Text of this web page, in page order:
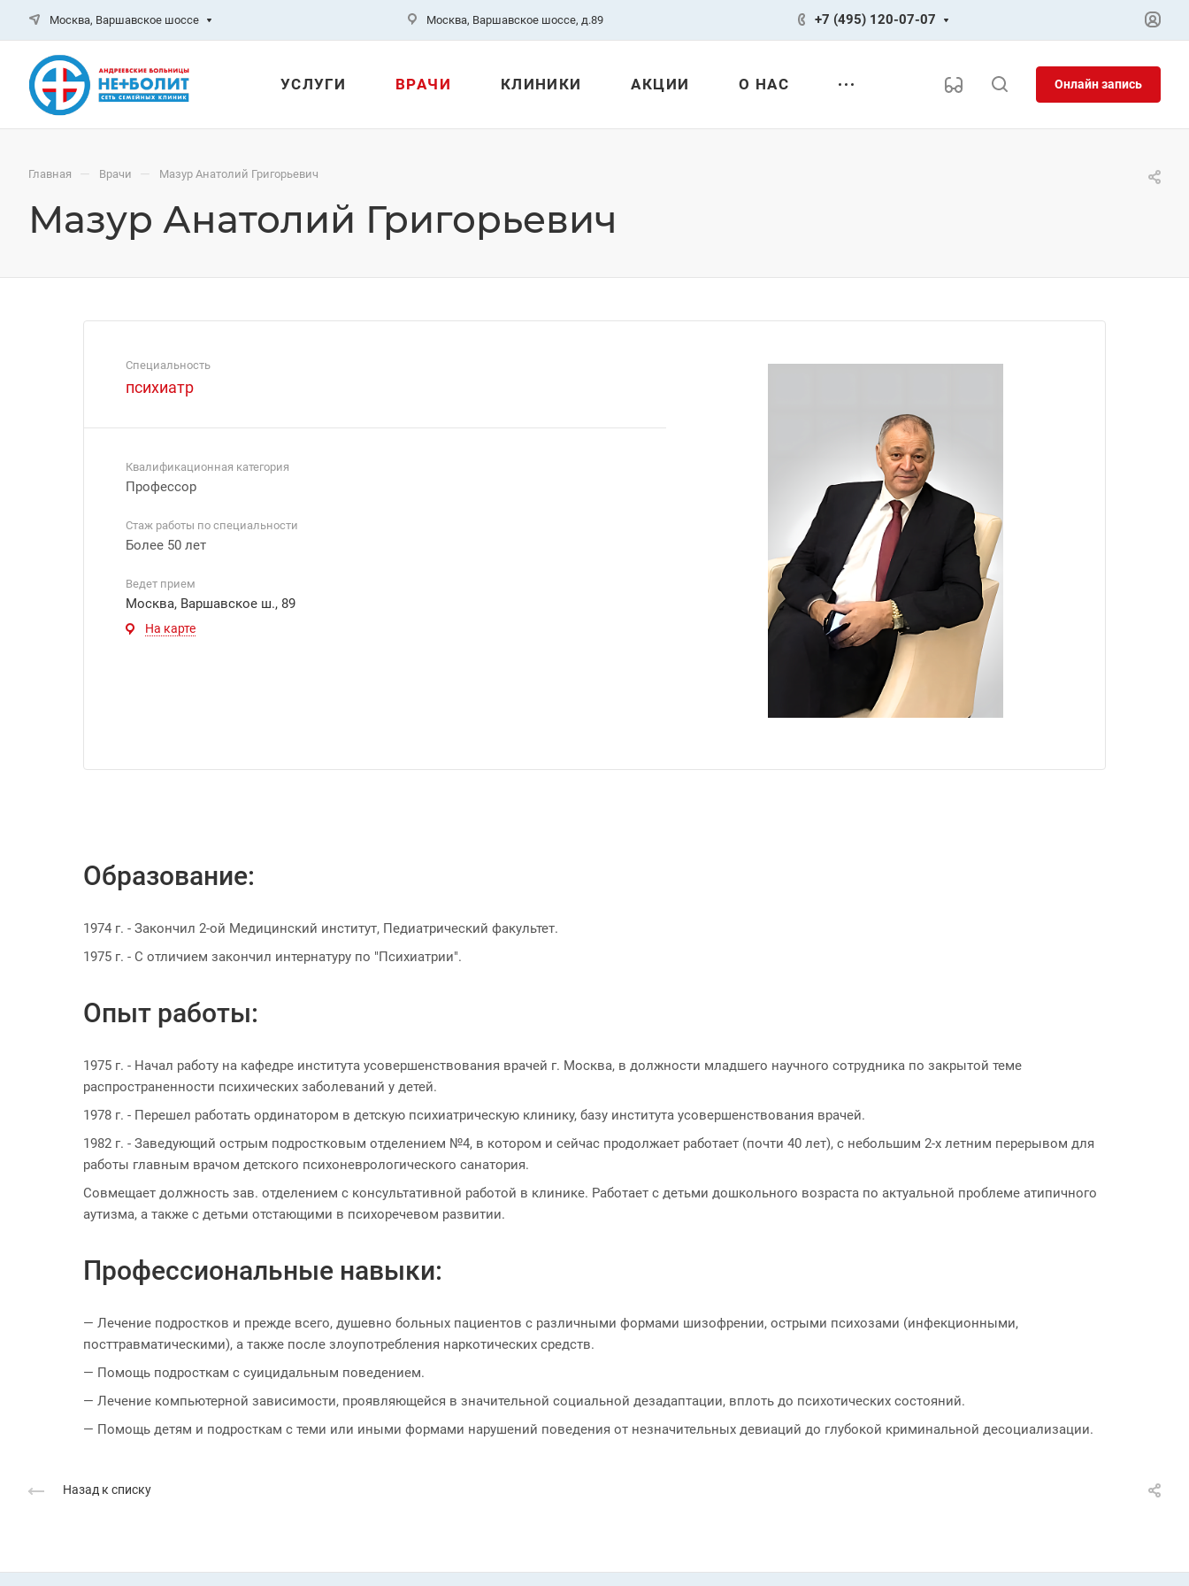
Москва, Варшавское шоссе Москва, Варшавское шоссе, д.89 +7 (495) 120-07-07
УСЛУГИ ВРАЧИ КЛИНИКИ АКЦИИ О НАС Онлайн запись
Главная — Врачи — Мазур Анатолий Григорьевич
Мазур Анатолий Григорьевич
Специальность
психиатр
Квалификационная категория
Профессор
Стаж работы по специальности
Более 50 лет
Ведет прием
Москва, Варшавское ш., 89
На карте
Образование:
1974 г. - Закончил 2-ой Медицинский институт, Педиатрический факультет.
1975 г. - С отличием закончил интернатуру по "Психиатрии".
Опыт работы:
1975 г. - Начал работу на кафедре института усовершенствования врачей г. Москва, в должности младшего научного сотрудника по закрытой теме
распространенности психических заболеваний у детей.
1978 г. - Перешел работать ординатором в детскую психиатрическую клинику, базу института усовершенствования врачей.
1982 г. - Заведующий острым подростковым отделением №4, в котором и сейчас продолжает работает (почти 40 лет), с небольшим 2-х летним перерывом для
работы главным врачом детского психоневрологического санатория.
Совмещает должность зав. отделением с консультативной работой в клинике. Работает с детьми дошкольного возраста по актуальной проблеме атипичного
аутизма, а также с детьми отстающими в психоречевом развитии.
Профессиональные навыки:
— Лечение подростков и прежде всего, душевно больных пациентов с различными формами шизофрении, острыми психозами (инфекционными,
посттравматическими), а также после злоупотребления наркотических средств.
— Помощь подросткам с суицидальным поведением.
— Лечение компьютерной зависимости, проявляющейся в значительной социальной дезадаптации, вплоть до психотических состояний.
— Помощь детям и подросткам с теми или иными формами нарушений поведения от незначительных девиаций до глубокой криминальной десоциализации.
Назад к списку